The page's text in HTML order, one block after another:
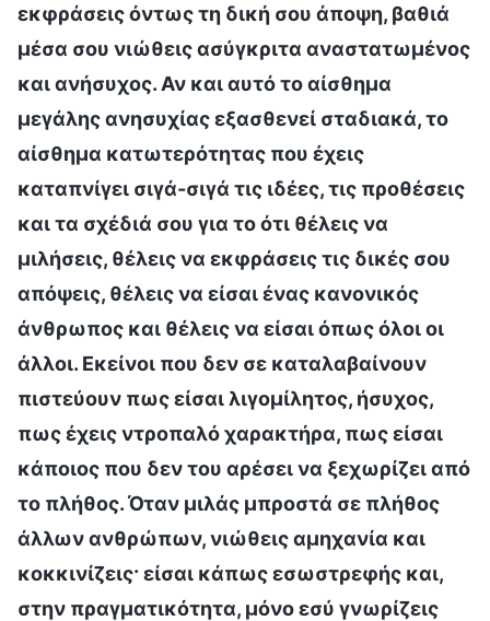
εκφράσεις όντως τη δική σου άποψη, βαθιά
μέσα σου νιώθεις ασύγκριτα αναστατωμένος
και ανήσυχος. Αν και αυτό το αίσθημα
μεγάλης ανησυχίας εξασθενεί σταδιακά, το
αίσθημα κατωτερότητας που έχεις
καταπνίγει σιγά-σιγά τις ιδέες, τις προθέσεις
και τα σχέδιά σου για το ότι θέλεις να
μιλήσεις, θέλεις να εκφράσεις τις δικές σου
απόψεις, θέλεις να είσαι ένας κανονικός
άνθρωπος και θέλεις να είσαι όπως όλοι οι
άλλοι. Εκείνοι που δεν σε καταλαβαίνουν
πιστεύουν πως είσαι λιγομίλητος, ήσυχος,
πως έχεις ντροπαλό χαρακτήρα, πως είσαι
κάποιος που δεν του αρέσει να ξεχωρίζει από
το πλήθος. Όταν μιλάς μπροστά σε πλήθος
άλλων ανθρώπων, νιώθεις αμηχανία και
κοκκινίζεις· είσαι κάπως εσωστρεφής και,
στην πραγματικότητα, μόνο εσύ γνωρίζεις